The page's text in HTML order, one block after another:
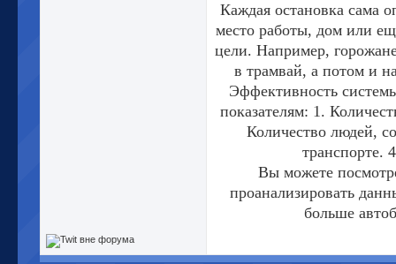
Каждая остановка сама
место работы, дом или
цели. Например,
в трамвай, а потом и
Эффективность
показателям: 1.
Количество людей,
транспорте.
Вы можете
проанализировать
больше